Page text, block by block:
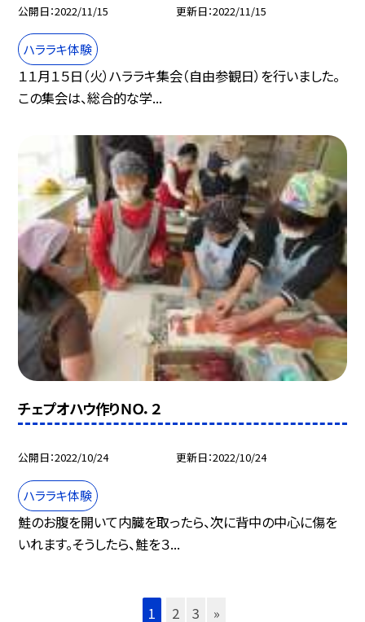
公開日 2022/11/15 更新日 2022/11/15
ハララキ体験
１１月１５日（火）ハララキ集会（自由参観日）を行いました。
この集会は、総合的な学...
チェプオハウ作りＮＯ．２
公開日 2022/10/24 更新日 2022/10/24
ハララキ体験
鮭のお腹を開いて内臓を取ったら、次に背中の中心に傷を
いれます。そうしたら、鮭を３...
1 2 3 »